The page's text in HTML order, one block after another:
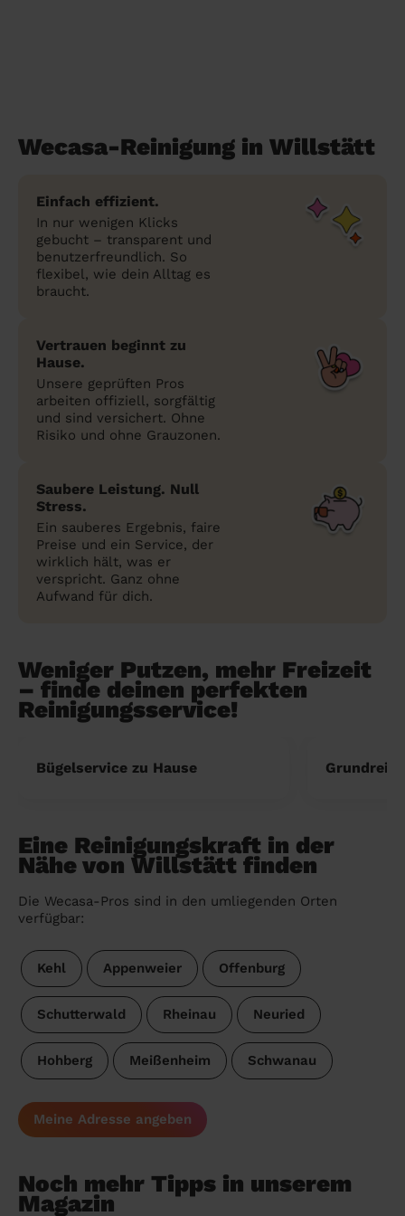
Wecasa-Reinigung in Willstätt
Einfach effizient.
In nur wenigen Klicks
gebucht – transparent und
benutzerfreundlich. So
flexibel, wie dein Alltag es
braucht.
Vertrauen beginnt zu
Hause.
Unsere geprüften Pros
arbeiten offiziell, sorgfältig
und sind versichert. Ohne
Risiko und ohne Grauzonen.
Saubere Leistung. Null
Stress.
Ein sauberes Ergebnis, faire
Preise und ein Service, der
wirklich hält, was er
verspricht. Ganz ohne
Aufwand für dich.
Weniger Putzen, mehr Freizeit
– finde deinen perfekten
Reinigungsservice!
Bügelservice zu Hause
Eine Reinigungskraft in der
Nähe von Willstätt finden
Die Wecasa-Pros sind in den umliegenden Orten
verfügbar:
Kehl Appenweier Offenburg
Schutterwald Rheinau Neuried
Hohberg Meißenheim Schwanau
Meine Adresse angeben
Noch mehr Tipps in unserem
Magazin